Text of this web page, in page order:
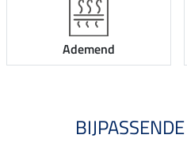
Ademend